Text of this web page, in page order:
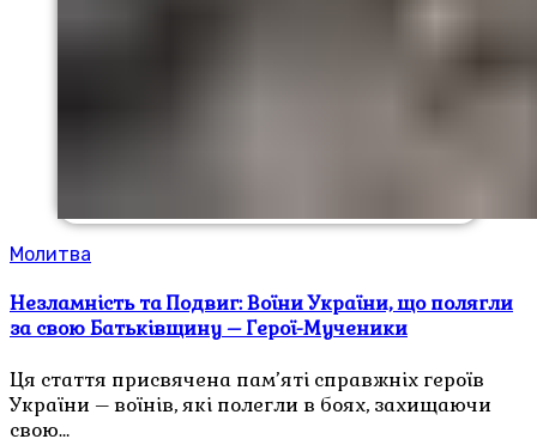
Молитва
Незламність та Подвиг: Воїни України, що полягли
за свою Батьківщину – Герої-Мученики
Ця стаття присвячена пам’яті справжніх героїв
України – воїнів, які полегли в боях, захищаючи
свою…